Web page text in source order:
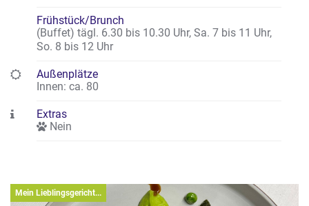
Frühstück/Brunch
(Buffet) tägl. 6.30 bis 10.30 Uhr, Sa. 7 bis 11 Uhr,
So. 8 bis 12 Uhr
Außenplätze
Innen: ca. 80
Extras
Nein
Mein Lieblingsgericht...